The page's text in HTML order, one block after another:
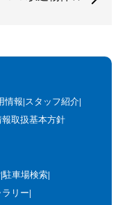
情報 スタッフ紹介
取扱基本方針
駐車場検索
リー